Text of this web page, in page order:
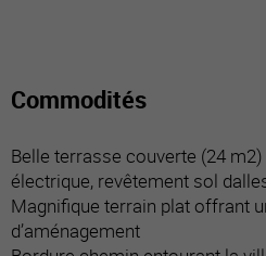
Commodités
Belle terrasse couverte (24
électrique, revêtement sol
Magnifique terrain plat offrant
d’aménagement